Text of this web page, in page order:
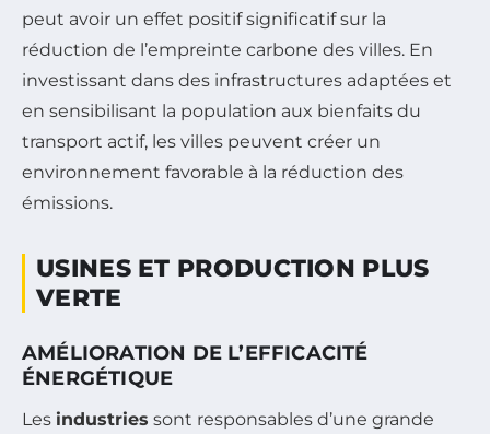
peut avoir un effet positif significatif sur la
réduction de l’empreinte carbone des villes. En
investissant dans des infrastructures adaptées et
en sensibilisant la population aux bienfaits du
transport actif, les villes peuvent créer un
environnement favorable à la réduction des
émissions.
USINES ET PRODUCTION PLUS
VERTE
AMÉLIORATION DE L’EFFICACITÉ
ÉNERGÉTIQUE
Les industries sont responsables d’une grande